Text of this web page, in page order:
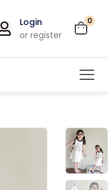
Login
or register
0